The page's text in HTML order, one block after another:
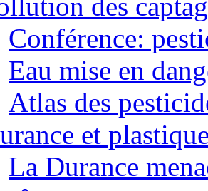
des
Conférence:
Eau mise en
Atlas des
et
La Durance